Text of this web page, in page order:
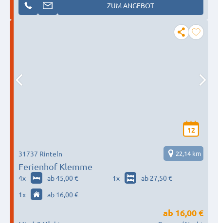
ZUM ANGEBOT
12
Ferienhof Klemme
31737 Rinteln 22,14 km
4x ab 45,00 € 1x
ab 27,50 €
1x ab 16,00 €
ab 16,00 €